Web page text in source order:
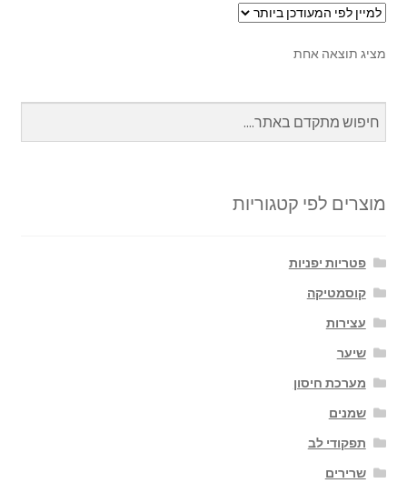
מציג תוצאה אחת
מוצרים לפי קטגוריות
פטריות יפניות
קוסמטיקה
עצירות
שיער
מערכת חיסון
שמנים
תפקודי לב
שרירים